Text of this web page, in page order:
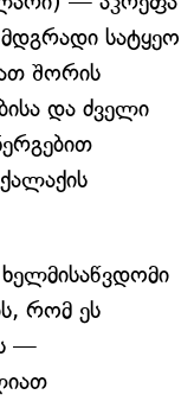
მდგრადი სატყეო
შორის
და ძველი
ხელმისაწვდომი
რომ ეს
—